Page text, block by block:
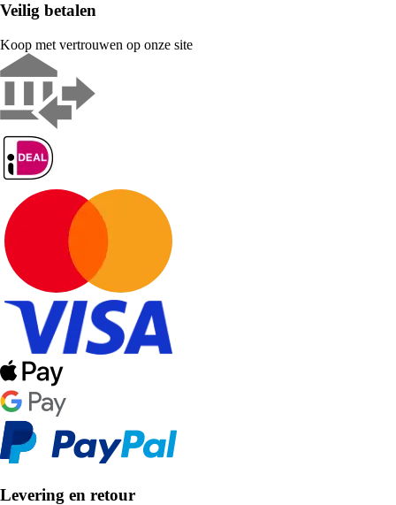
Veilig betalen
Koop met vertrouwen op onze site
Levering en retour